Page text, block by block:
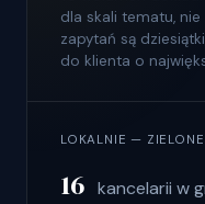
dla skali tematu, nie
zapytań są
do klienta o
LOKALNIE —
16 kancelarii w